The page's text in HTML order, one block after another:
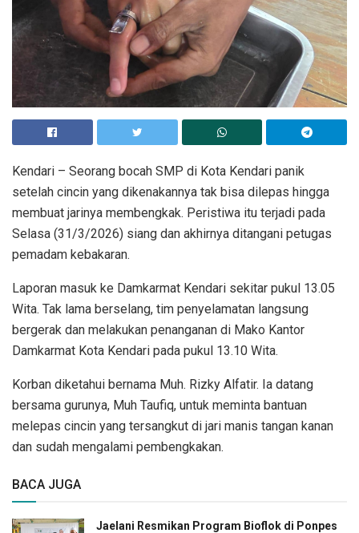
Kendari – Seorang bocah SMP di Kota Kendari panik
setelah cincin yang dikenakannya tak bisa dilepas hingga
membuat jarinya membengkak. Peristiwa itu terjadi pada
Selasa (31/3/2026) siang dan akhirnya ditangani petugas
pemadam kebakaran.
Laporan masuk ke Damkarmat Kendari sekitar pukul 13.05
Wita. Tak lama berselang, tim penyelamatan langsung
bergerak dan melakukan penanganan di Mako Kantor
Damkarmat Kota Kendari pada pukul 13.10 Wita.
Korban diketahui bernama Muh. Rizky Alfatir. Ia datang
bersama gurunya, Muh Taufiq, untuk meminta bantuan
melepas cincin yang tersangkut di jari manis tangan kanan
dan sudah mengalami pembengkakan.
BACA JUGA
Jaelani Resmikan Program Bioflok di Ponpes